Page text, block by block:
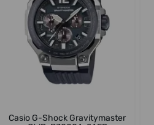
Casio G-Shock Gravitymaster